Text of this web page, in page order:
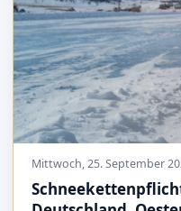
Mittwoch, 25. September